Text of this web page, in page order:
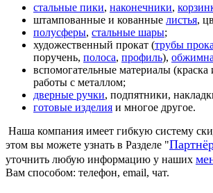
стальные пики, наконечники,
штампованные и кованные листья,
полусферы, стальные шары;
художественный прокат (трубы
поручень, полоса, профиль),
вспомогательные материалы (краска
работы с металлом;
дверные ручки, подпятники,
готовые изделия и многое другое.
Наша компания имеет гибкую систему
этом вы можете узнать в Разделе "
уточнить любую информацию у наших
Вам способом: телефон, email, чат.